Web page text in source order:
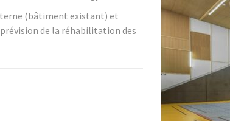
(bâtiment existant) et
de la réhabilitation des